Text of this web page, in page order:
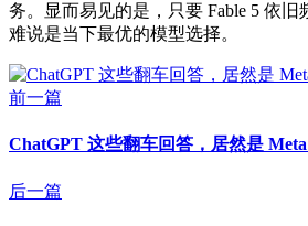
务。显而易见的是，只要 Fable 5 依
难说是当下最优的模型选择。
前一篇
ChatGPT 这些翻车回答，居然是
后一篇